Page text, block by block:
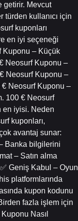
Mevcut
kuponları
en iyi seçeneği
Neden
avantaj sunar:
platformlarında